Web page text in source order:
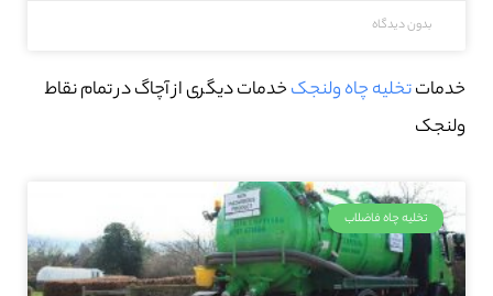
بدون دیدگاه
خدماتتخلیه چاه ولنجکخدمات دیگری از آچاگ در تمام نقاط
ولنجک
تخلیه چاه فاضلاب